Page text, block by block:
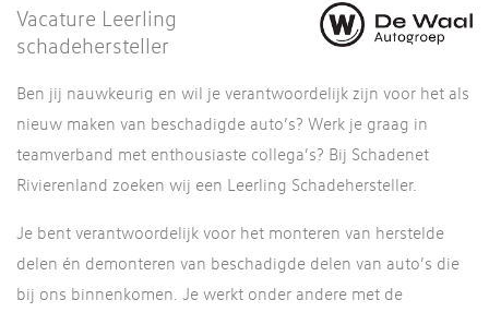
Vacature Leerling
schadehersteller
Ben jij nauwkeurig en wil je verantwoordelijk zijn voor het als
nieuw maken van beschadigde auto’s? Werk je graag in
teamverband met enthousiaste collega’s? Bij Schadenet
Rivierenland zoeken wij een Leerling Schadehersteller.
Je bent verantwoordelijk voor het monteren van herstelde
delen én demonteren van beschadigde delen van auto’s die
bij ons binnenkomen. Je werkt onder andere met de